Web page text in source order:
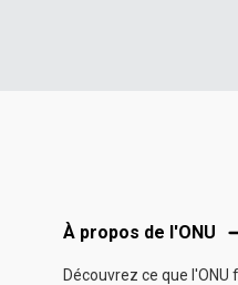
À propos de l'ONU
Découvrez ce que l'ONU